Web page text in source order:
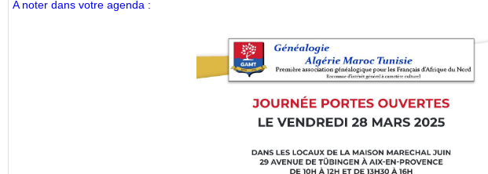
A noter dans votre agenda :